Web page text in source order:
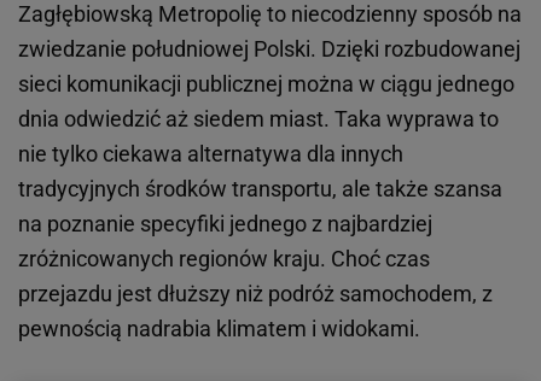
Zagłębiowską Metropolię to niecodzienny sposób na
zwiedzanie południowej Polski. Dzięki rozbudowanej
sieci komunikacji publicznej można w ciągu jednego
dnia odwiedzić aż siedem miast. Taka wyprawa to
nie tylko ciekawa alternatywa dla innych
tradycyjnych środków transportu, ale także szansa
na poznanie specyfiki jednego z najbardziej
zróżnicowanych regionów kraju. Choć czas
przejazdu jest dłuższy niż podróż samochodem, z
pewnością nadrabia klimatem i widokami.